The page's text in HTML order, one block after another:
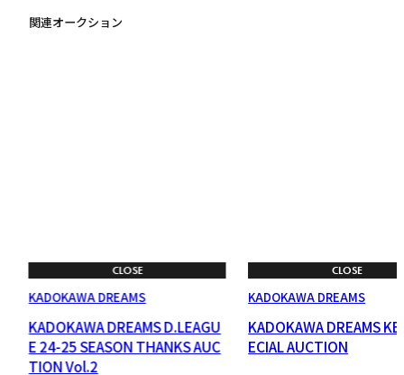
関連オークション
CLOSE
KADOKAWA DREAMS
KADOKAWA DREAMS D.LEAGU
E 24-25 SEASON THANKS AUC
TION Vol.2
CLOSE
KADOKAWA DREAMS
KADOKAWA DREAMS
ECIAL AUCTION